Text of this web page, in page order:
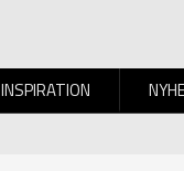
INSPIRATION